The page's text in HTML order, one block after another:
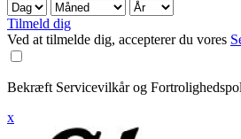
Tilmeld dig
Ved at tilmelde dig, accepterer du vores
Bekræft Servicevilkår og
x